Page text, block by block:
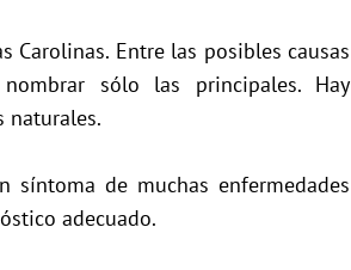
Carolinas. Entre las posibles causas
sólo las principales. Hay
naturales.
de muchas enfermedades
adecuado.